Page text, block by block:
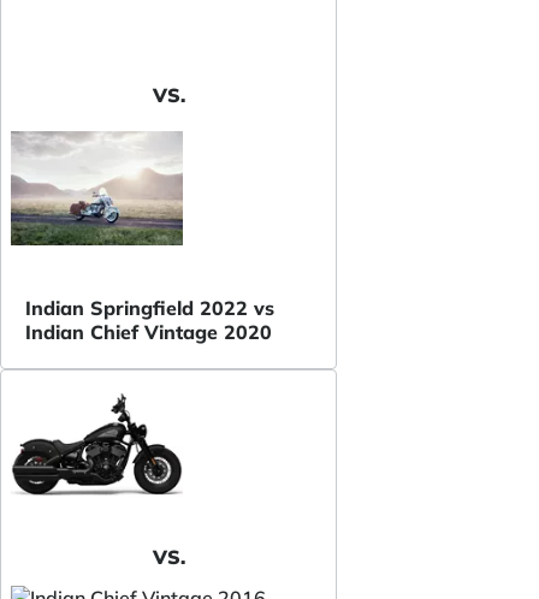
VS.
Indian Springfield 2022 vs
Indian Chief Vintage 2020
VS.